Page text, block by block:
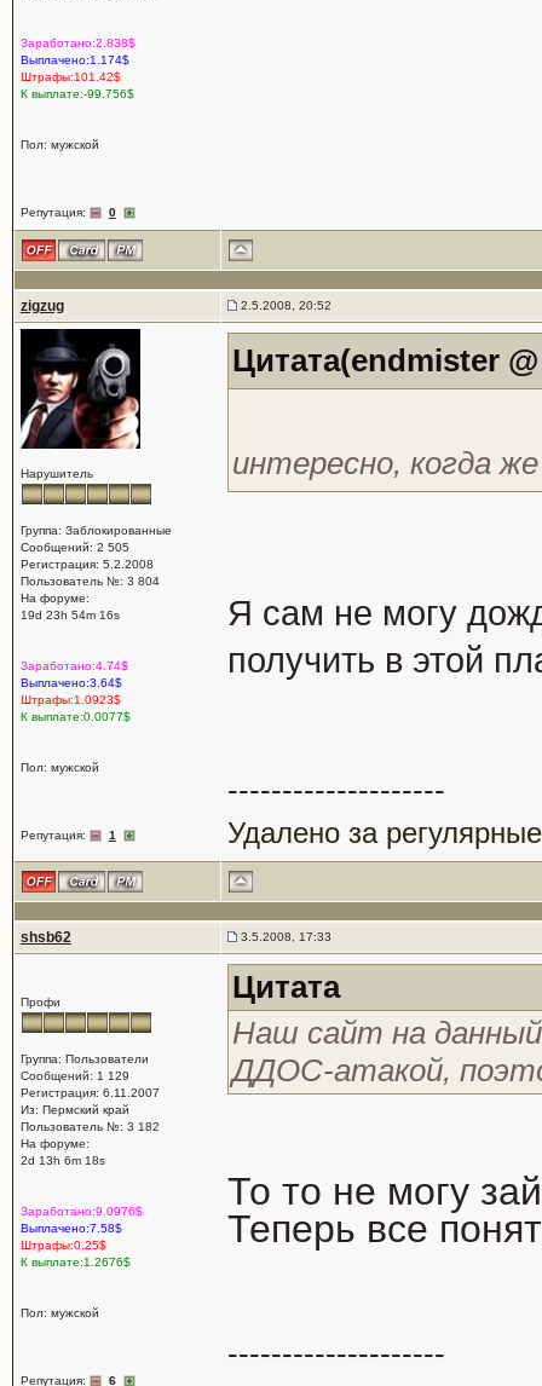
Заработано:2.838$
Выплачено:1.174$
Штрафы:101.42$
К выплате:-99.756$
Пол: мужской
Репутация: 0
zigzug 2.5.2008, 20:52
Нарушитель
Группа: Заблокированные
Сообщений: 2 505
Регистрация: 5.2.2008
Пользователь №: 3 804
На форуме:
19d 23h 54m 16s
Заработано:4.74$
Выплачено:3.64$
Штрафы:1.0923$
К выплате:0.0077$
Пол: мужской
Репутация: 1
Цитата(endmister
интересно, когда
Я сам не могу
получить в этой
--------------------
Удалено за
shsb62 3.5.2008, 17:33
Профи
Группа: Пользователи
Сообщений: 1 129
Регистрация: 6.11.2007
Из: Пермский край
Пользователь №: 3 182
На форуме:
2d 13h 6m 18s
Заработано:9.0976$
Выплачено:7.58$
Штрафы:0.25$
К выплате:1.2676$
Пол: мужской
Репутация: 6
Цитата
Наш сайт на
ДДОС-атакой,
То то не могу
Теперь все
--------------------